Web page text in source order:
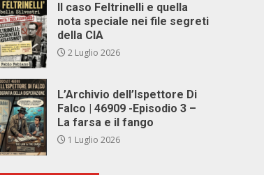
Il caso Feltrinelli e quella
nota speciale nei file segreti
della CIA
2 Luglio 2026
L’Archivio dell’Ispettore Di
Falco | 46909 -Episodio 3 –
La farsa e il fango
1 Luglio 2026